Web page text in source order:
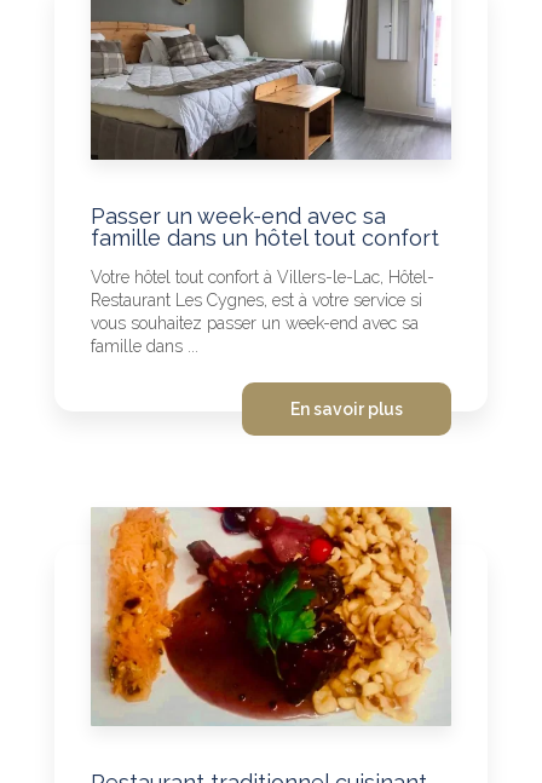
Passer un week-end avec sa
famille dans un hôtel tout confort
Votre hôtel tout confort à Villers-le-Lac, Hôtel-
Restaurant Les Cygnes, est à votre service si
vous souhaitez passer un week-end avec sa
famille dans ...
En savoir plus